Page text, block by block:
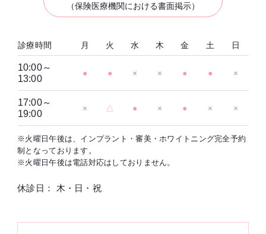
（保険医療機関における書面掲示）
診療時間 月 火 水 木 金 土 日
10:00～
13:00
● ● × × ● ● ×
17:00～
19:00
× △ ● × ● × ×
※火曜日午後は、インプラント・審美・ホワイトニング完全予約
制となっております。
※火曜日午後は電話対応はしておりません。
休診日： 木・日・祝